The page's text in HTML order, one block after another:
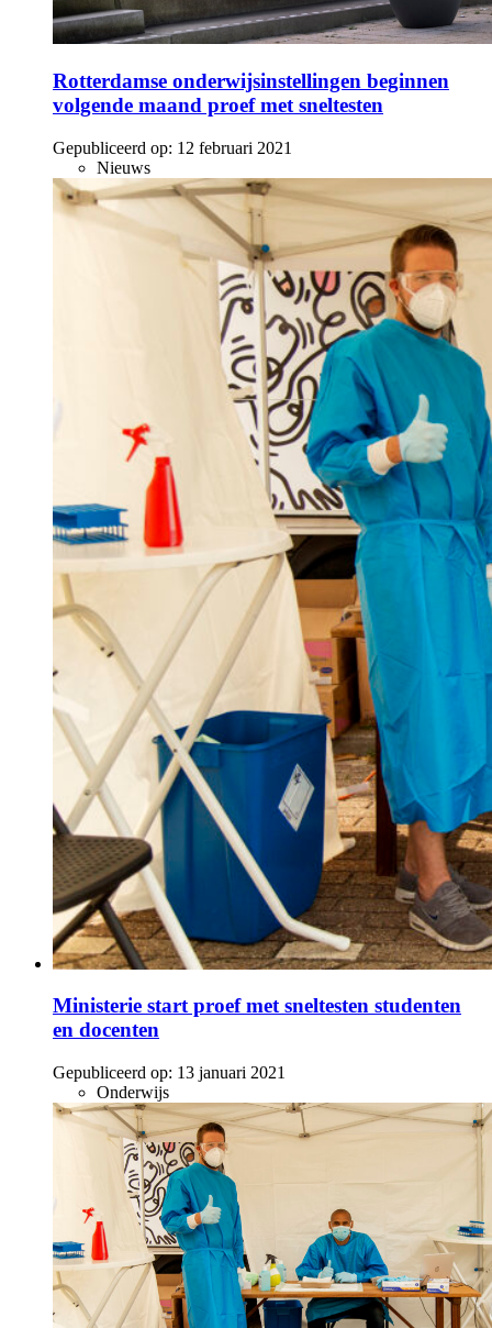
Rotterdamse onderwijsinstellingen beginnen
volgende maand proef met sneltesten
Gepubliceerd op: 12 februari 2021
Nieuws
Ministerie start proef met sneltesten studenten
en docenten
Gepubliceerd op: 13 januari 2021
Onderwijs